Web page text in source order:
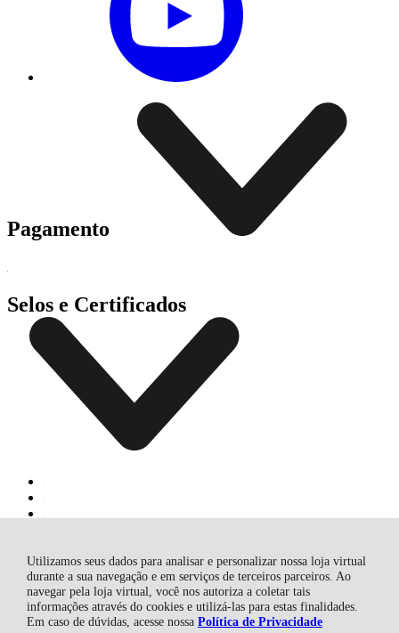
Utilizamos seus dados para analisar e personalizar nossa loja virtual
durante a sua navegação e em serviços de terceiros parceiros. Ao
navegar pela loja virtual, você nos autoriza a coletar tais
informações através do cookies e utilizá-las para estas finalidades.
Em caso de dúvidas, acesse nossa Política de Privacidade
Pagamento
Selos e Certificados
Brafer Comércio de Máquinas e Ferramentas Ltda, Rodovia SC 370
Daniel Brunning - 2756 - Rio Bonito - 88750-000 - Braço do Norte
- SC